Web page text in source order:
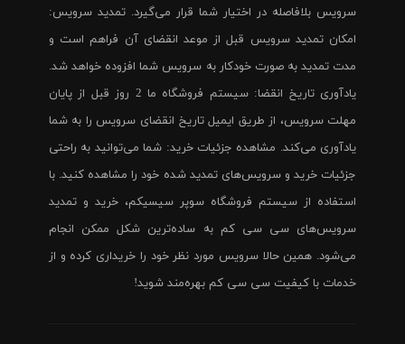
سرویس بلافاصله در اختیار شما قرار می‌گیرد. تمدید سرویس:
امکان تمدید سرویس قبل از موعد انقضای آن فراهم است و
مدت تمدید به صورت خودکار به سرویس شما افزوده خواهد شد.
یادآوری تاریخ انقضا: سیستم فروشگاه ما 2 روز قبل از پایان
مهلت سرویس، از طریق ایمیل تاریخ انقضای سرویس را به شما
یادآوری می‌کند. مشاهده جزئیات خرید: شما می‌توانید به راحتی
جزئیات خرید و سرویس‌های تمدید شده خود را مشاهده کنید. با
استفاده از سیستم فروشگاه سوپر سیسیکم، خرید و تمدید
سرویس‌های سی سی کم به ساده‌ترین شکل ممکن انجام
می‌شود. همین حالا سرویس مورد نظر خود را خریداری کرده و از
خدمات با کیفیت سی سی کم بهره‌مند شوید!